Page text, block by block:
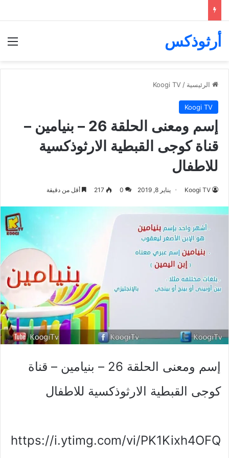
أرثوذكس
الرئيسية /
Koogi TV
Koogi TV
إسم ومعنى الحلقة 26 – بنيامين –
قناة كوجى القبطية الارثوذكسية
للاطفال
Koogi TV يناير 8, 2019 0
217 أقل من دقيقة
إسم ومعنى الحلقة 26 – بنيامين – قناة
كوجى القبطية الارثوذكسية للاطفال
https://i.ytimg.com/vi/PK1Kixh4OFQ